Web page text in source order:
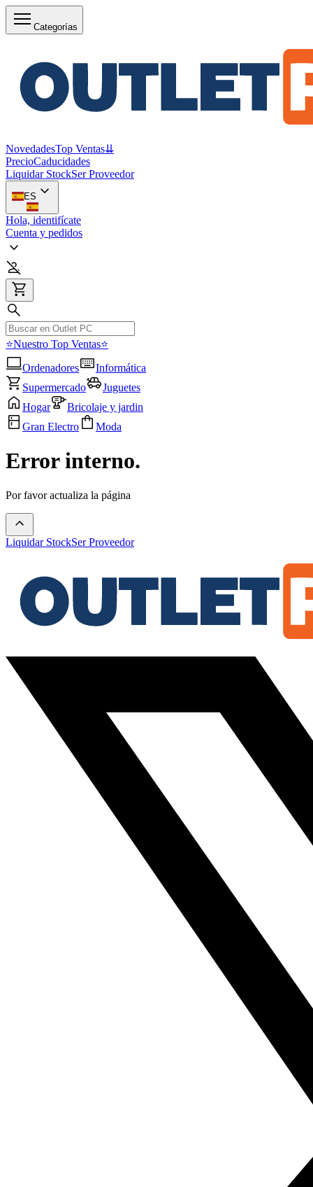
Categorías
NovedadesTop Ventas⇊
PrecioCaducidades
Liquidar StockSer Proveedor
ES
Hola, identifícate
Cuenta y pedidos
⭐Nuestro Top Ventas⭐
Ordenadores
Informática
Supermercado
Juguetes
Hogar
Bricolaje y jardin
Gran Electro
Moda
Error interno.
Por favor actualiza la página
Liquidar StockSer Proveedor